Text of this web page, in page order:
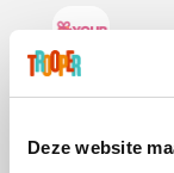
Deze website